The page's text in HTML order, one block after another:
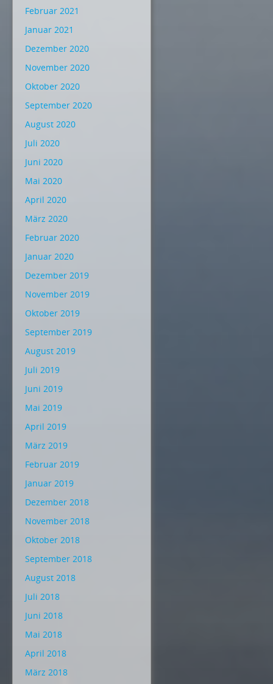
Februar 2021
Januar 2021
Dezember 2020
November 2020
Oktober 2020
September 2020
August 2020
Juli 2020
Juni 2020
Mai 2020
April 2020
März 2020
Februar 2020
Januar 2020
Dezember 2019
November 2019
Oktober 2019
September 2019
August 2019
Juli 2019
Juni 2019
Mai 2019
April 2019
März 2019
Februar 2019
Januar 2019
Dezember 2018
November 2018
Oktober 2018
September 2018
August 2018
Juli 2018
Juni 2018
Mai 2018
April 2018
März 2018